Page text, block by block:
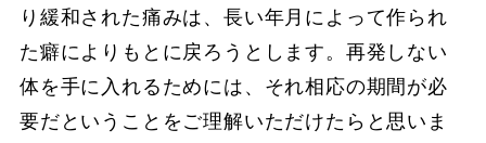
り緩和された痛みは、長い年月によって作られ
た癖によりもとに戻ろうとします。再発しない
体を手に入れるためには、それ相応の期間が必
要だということをご理解いただけたらと思いま